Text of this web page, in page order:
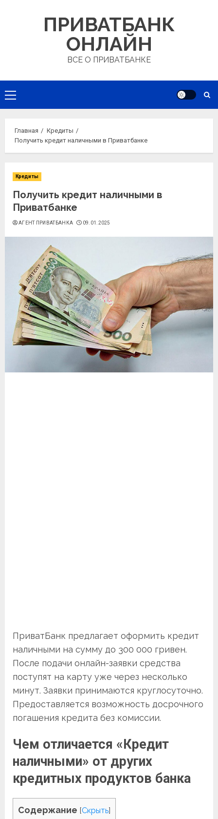
содержимомуПРИВАТБАНК
ОНЛАЙН
ВСЕ О ПРИВАТБАНКЕ
Основное
меню
Главная
Кредиты
Получить кредит наличными в Приватбанке
Кредиты
Получить кредит наличными в
Приватбанке
АГЕНТ ПРИВАТБАНКА 09.01.2025
ПриватБанк предлагает оформить кредит
наличными на сумму до 300 000 гривен.
После подачи онлайн-заявки средства
поступят на карту уже через несколько
минут. Заявки принимаются круглосуточно.
Предоставляется возможность досрочного
погашения кредита без комиссии.
Чем отличается «Кредит
наличными» от других
кредитных продуктов банка
Содержание [Скрыть]